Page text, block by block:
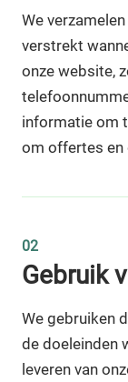
We
verstrekt
onze website,
informatie om
om offertes en
02
Gebruik
We gebruiken
de doeleinden
leveren van